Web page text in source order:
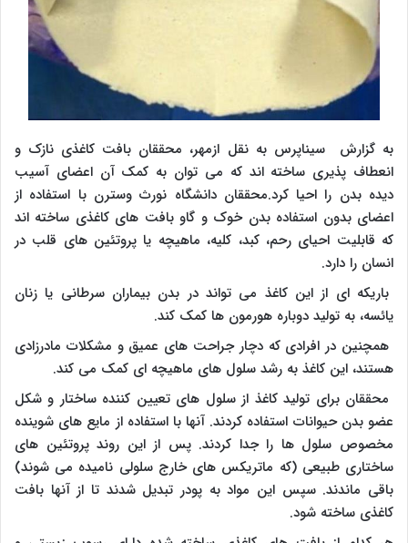
به گزارش سیناپرس به نقل ازمهر، محققان بافت کاغذی نازک و
انعطاف پذیری ساخته اند که می توان به کمک آن اعضای آسیب
دیده بدن را احیا کرد.محققان دانشگاه نورث وسترن با استفاده از
اعضای بدون استفاده بدن خوک و گاو بافت های کاغذی ساخته اند
که قابلیت احیای رحم، کبد، کلیه، ماهیچه یا پروتئین های قلب در
انسان را دارد.
باریکه ای از این کاغذ می تواند در بدن بیماران سرطانی یا زنان
یائسه، به تولید دوباره هورمون ها کمک کند.
همچنین در افرادی که دچار جراحت های عمیق و مشکلات مادرزادی
هستند، این کاغذ به رشد سلول های ماهیچه ای کمک می کند.
محققان برای تولید کاغذ از سلول های تعیین کننده ساختار و شکل
عضو بدن حیوانات استفاده کردند. آنها با استفاده از مایع های شوینده
مخصوص سلول ها را جدا کردند. پس از این روند پروتئین های
ساختاری طبیعی (که ماتریکس های خارج سلولی نامیده می شوند)
باقی ماندند. سپس این مواد به پودر تبدیل شدند تا از آنها بافت
کاغذی ساخته شود.